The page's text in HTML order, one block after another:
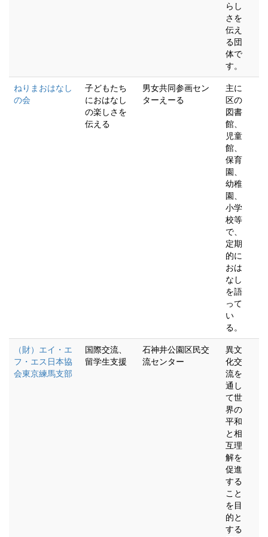
らし
さを
伝え
る団
体で
す。
ねりまおはなし
の会
子どもたち
におはなし
の楽しさを
伝える
男女共同参画セン
ターえーる
主に
区の
図書
館、
児童
館、
保育
園、
幼稚
園、
小学
校等
で、
定期
的に
おは
なし
を語
って
い
る。
（財）エイ・エ
フ・エス日本協
会東京練馬支部
国際交流、
留学生支援
石神井公園区民交
流センター
異文
化交
流を
通し
て世
界の
平和
と相
互理
解を
促進
する
こと
を目
的と
する